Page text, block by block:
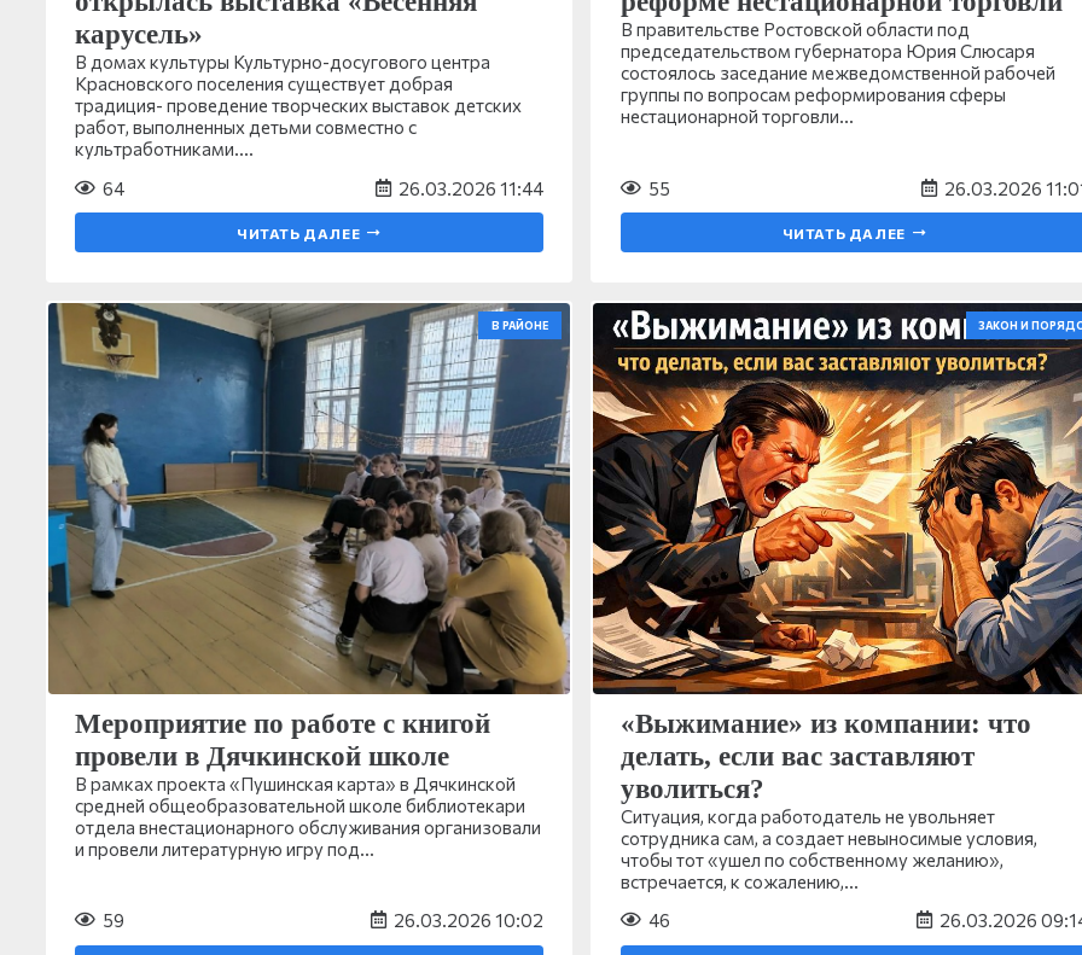
карусель»
В домах культуры Культурно-досугового центра
Красновского поселения существует добрая
традиция- проведение творческих выставок детских
работ, выполненных детьми совместно с
культработниками.…
64
26.03.2026 11:44
ЧИТАТЬ ДАЛЕЕ
В правительстве Ростовской области под
председательством губернатора Юрия Слюсаря
состоялось заседание межведомственной рабочей
группы по вопросам реформирования сферы
нестационарной торговли…
55 26.03.2026
ЧИТАТЬ ДАЛЕЕ
В РАЙОНЕ
Мероприятие по работе с книгой
провели в Дячкинской школе
В рамках проекта «Пушинская карта» в Дячкинской
средней общеобразовательной школе библиотекари
отдела внестационарного обслуживания организовали
и провели литературную игру под…
59 26.03.2026 10:02
ЗАКОН И
«Выжимание» из компании: что
делать, если вас заставляют
уволиться?
Ситуация, когда работодатель не увольняет
сотрудника сам, а создает невыносимые условия,
чтобы тот «ушел по собственному желанию»,
встречается, к сожалению,…
46
26.03.2026